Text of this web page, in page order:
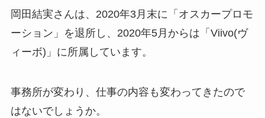
岡田結実さんは、2020年3月末に「オスカープロモ
ーション」を退所し、2020年5月からは「Viivo(ヴ
ィーボ)」に所属しています。
事務所が変わり、仕事の内容も変わってきたので
はないでしょうか。